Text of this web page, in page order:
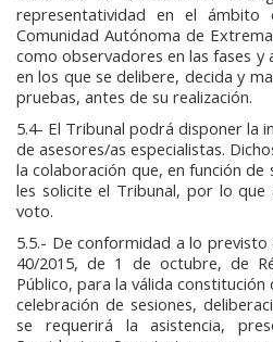
representatividad en el
Comunidad Autónoma de
como observadores en las fases y
en los que se delibere, decida y
pruebas, antes de su realización.
5.4- El Tribunal podrá disponer la
de asesores/as especialistas.
la colaboración que, en función de
les solicite el Tribunal, por lo
voto.
5.5.- De conformidad a lo
40/2015, de 1 de octubre, de
Público, para la válida
celebración de sesiones,
se requerirá la asistencia,